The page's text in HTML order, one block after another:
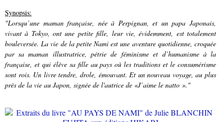
Synopsis:
"Lorsqu’une maman française, née à Perpignan, et un papa Japonais,
vivant à Tokyo, ont une petite fille, leur vie, évidemment, est totalement
bouleversée. La vie de la petite Nami est une aventure quotidienne, croquée
par sa maman illustratrice, pétrie de féminisme et d’humanisme à la
française, et qui élève sa fille au pays où les traditions et le consumérisme
sont rois. Un livre tendre, drole, émouvant. Et un nouveau voyage, au plus
près de la vie au Japon, signée de l'autrice de «J’aime le natto »."